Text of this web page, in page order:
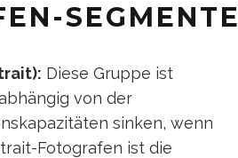
SEGMENTE
Diese Gruppe ist
von der
sinken, wenn
Fotografen ist die